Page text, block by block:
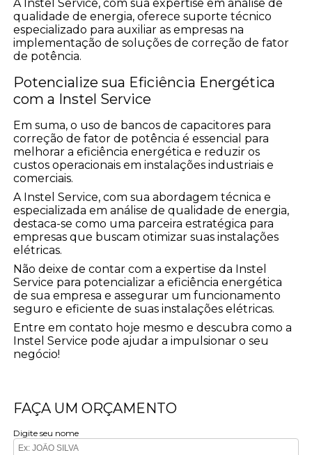
A Instel Service, com sua expertise em análise de
qualidade de energia, oferece suporte técnico
especializado para auxiliar as empresas na
implementação de soluções de correção de fator
de potência.
Potencialize sua Eficiência Energética
com a Instel Service
Em suma, o uso de bancos de capacitores para
correção de fator de potência é essencial para
melhorar a eficiência energética e reduzir os
custos operacionais em instalações industriais e
comerciais.
A Instel Service, com sua abordagem técnica e
especializada em análise de qualidade de energia,
destaca-se como uma parceira estratégica para
empresas que buscam otimizar suas instalações
elétricas.
Não deixe de contar com a expertise da Instel
Service para potencializar a eficiência energética
de sua empresa e assegurar um funcionamento
seguro e eficiente de suas instalações elétricas.
Entre em contato hoje mesmo e descubra como a
Instel Service pode ajudar a impulsionar o seu
negócio!
FAÇA UM ORÇAMENTO
Digite seu nome